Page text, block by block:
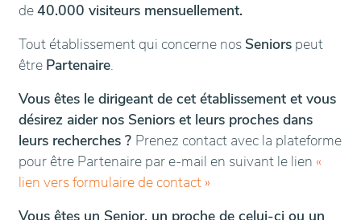
de40.000 visiteurs mensuellement.
Tout établissement qui concerne nos Seniors peut
être Partenaire.
Vous êtes le dirigeant de cet établissement et vous
désirez aider nos Seniors et leurs proches dans
leurs recherches ? Prenez contact avec la plateforme
pour être Partenaire par e-mail en suivant le lien «
lien vers formulaire de contact »
Vous êtes un Senior, un proche de celui-ci ou un